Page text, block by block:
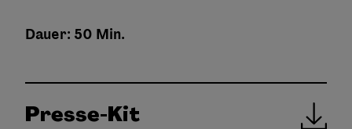
Dauer: 50 Min.
Presse-Kit